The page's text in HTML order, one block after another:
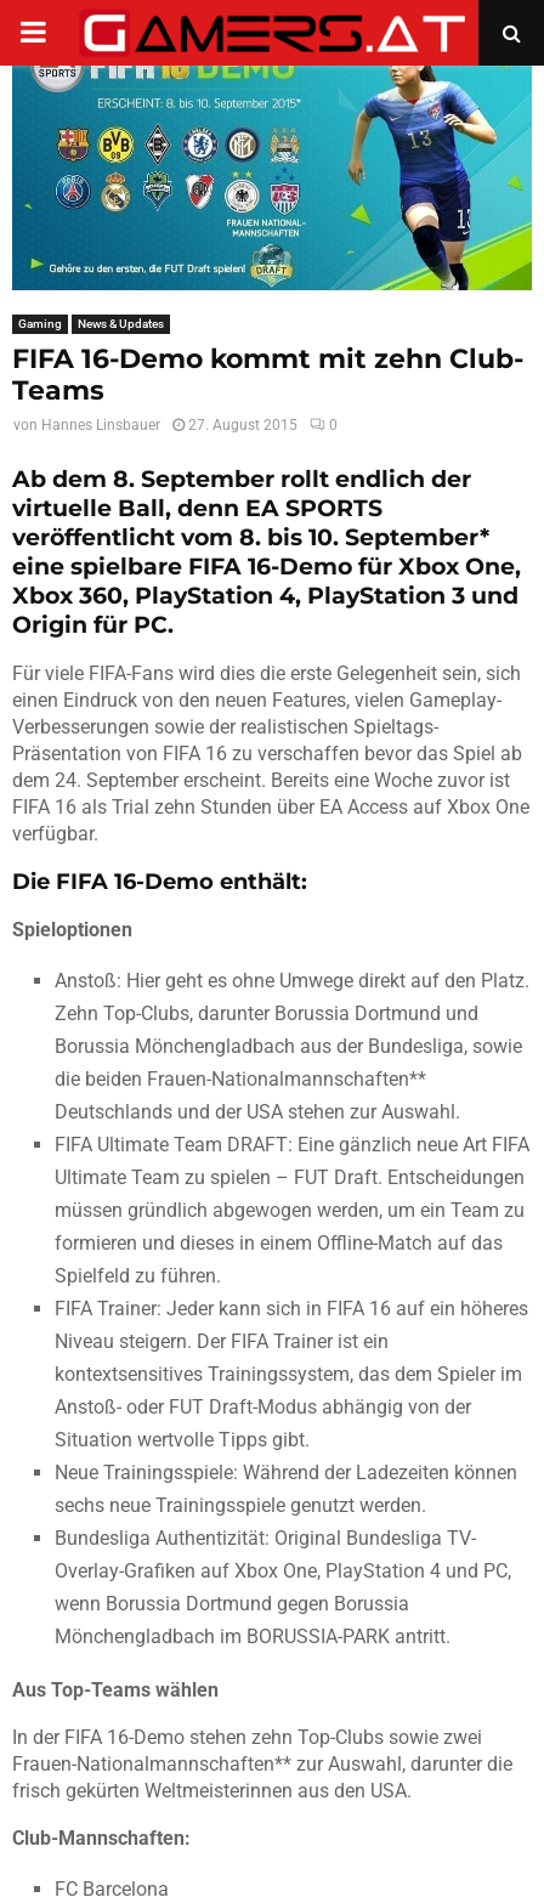
PRIMARY
MENU
Gaming News & Updates
FIFA 16-Demo kommt mit zehn Club-
Teams
von Hannes Linsbauer 27. August 2015 0
Ab dem 8. September rollt endlich der
virtuelle Ball, denn EA SPORTS
veröffentlicht vom 8. bis 10. September*
eine spielbare FIFA 16-Demo für Xbox One,
Xbox 360, PlayStation 4, PlayStation 3 und
Origin für PC.
Für viele FIFA-Fans wird dies die erste Gelegenheit sein, sich
einen Eindruck von den neuen Features, vielen Gameplay-
Verbesserungen sowie der realistischen Spieltags-
Präsentation von FIFA 16 zu verschaffen bevor das Spiel ab
dem 24. September erscheint. Bereits eine Woche zuvor ist
FIFA 16 als Trial zehn Stunden über EA Access auf Xbox One
verfügbar.
Die FIFA 16-Demo enthält:
Spieloptionen
Anstoß: Hier geht es ohne Umwege direkt auf den Platz.
Zehn Top-Clubs, darunter Borussia Dortmund und
Borussia Mönchengladbach aus der Bundesliga, sowie
die beiden Frauen-Nationalmannschaften**
Deutschlands und der USA stehen zur Auswahl.
FIFA Ultimate Team DRAFT: Eine gänzlich neue Art FIFA
Ultimate Team zu spielen – FUT Draft. Entscheidungen
müssen gründlich abgewogen werden, um ein Team zu
formieren und dieses in einem Offline-Match auf das
Spielfeld zu führen.
FIFA Trainer: Jeder kann sich in FIFA 16 auf ein höheres
Niveau steigern. Der FIFA Trainer ist ein
kontextsensitives Trainingssystem, das dem Spieler im
Anstoß- oder FUT Draft-Modus abhängig von der
Situation wertvolle Tipps gibt.
Neue Trainingsspiele: Während der Ladezeiten können
sechs neue Trainingsspiele genutzt werden.
Bundesliga Authentizität: Original Bundesliga TV-
Overlay-Grafiken auf Xbox One, PlayStation 4 und PC,
wenn Borussia Dortmund gegen Borussia
Mönchengladbach im BORUSSIA-PARK antritt.
Aus Top-Teams wählen
In der FIFA 16-Demo stehen zehn Top-Clubs sowie zwei
Frauen-Nationalmannschaften** zur Auswahl, darunter die
frisch gekürten Weltmeisterinnen aus den USA.
Club-Mannschaften:
FC Barcelona